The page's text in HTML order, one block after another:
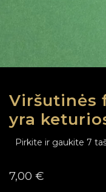
Viršutinės
yra
Pirkite ir gaukite 7
7,00 €